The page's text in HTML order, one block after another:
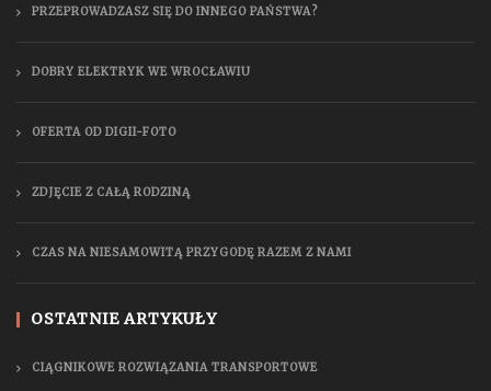
PRZEPROWADZASZ SIĘ DO INNEGO PAŃSTWA?
DOBRY ELEKTRYK WE WROCŁAWIU
OFERTA OD DIGII-FOTO
ZDJĘCIE Z CAŁĄ RODZINĄ
CZAS NA NIESAMOWITĄ PRZYGODĘ RAZEM Z NAMI
OSTATNIE ARTYKUŁY
CIĄGNIKOWE ROZWIĄZANIA TRANSPORTOWE